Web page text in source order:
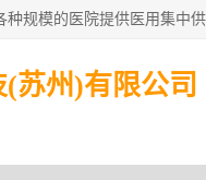
苏州)有限公司